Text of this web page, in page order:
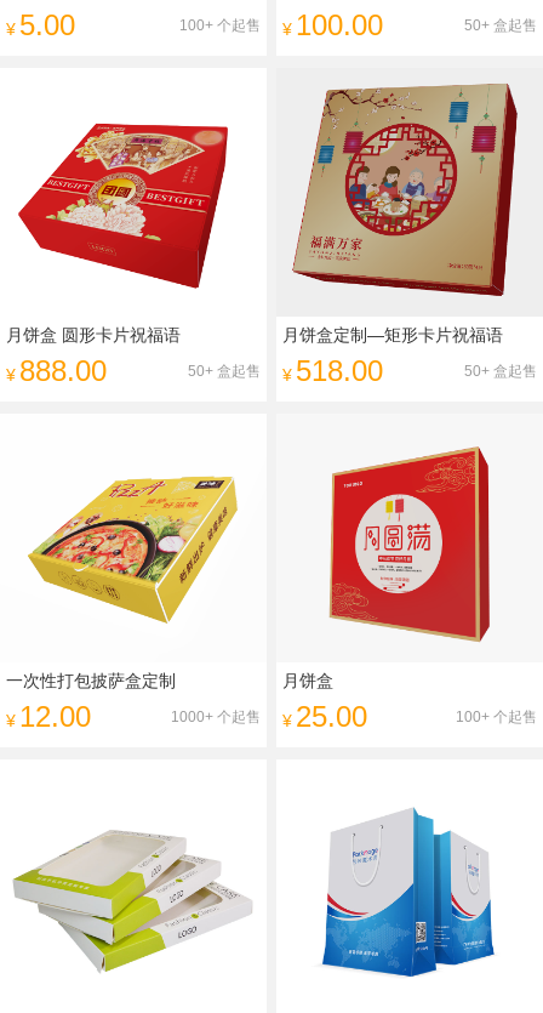
¥ 5.00 100+ 个起售 ¥ 100.00 50+ 盒起售
月饼盒 圆形卡片祝福语
¥ 888.00 50+ 盒起售
月饼盒定制—矩形卡片祝福语
¥ 518.00 50+ 盒起售
一次性打包披萨盒定制
¥ 12.00 1000+ 个起售
月饼盒
¥ 25.00 100+ 个起售